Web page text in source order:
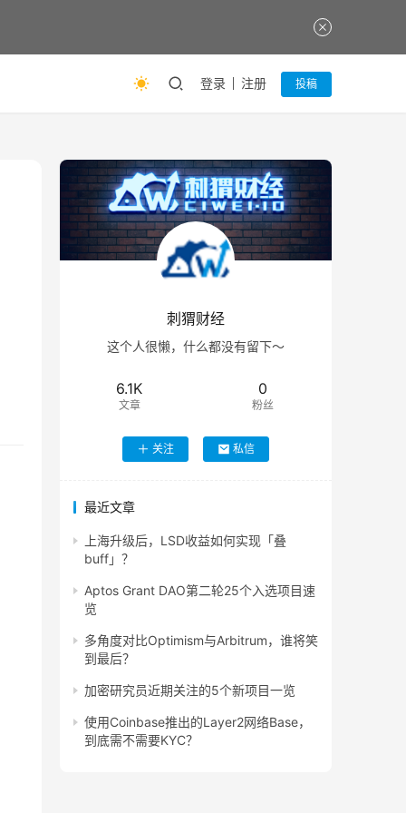
登录 注册 投稿
刺猬财经
这个人很懒，什么都没有留下～
6.1K
文章
0
粉丝
关注 私信
最近文章
上海升级后，LSD收益如何实现「叠
buff」？
Aptos Grant DAO第二轮25个入选项目速
览
多角度对比Optimism与Arbitrum，谁将笑
到最后？
加密研究员近期关注的5个新项目一览
使用Coinbase推出的Layer2网络Base，
到底需不需要KYC？